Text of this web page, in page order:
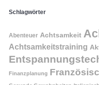
Schlagwörter
Abenteuer Achtsamkeit
Achtsamkeitstraining
Finanzplanung